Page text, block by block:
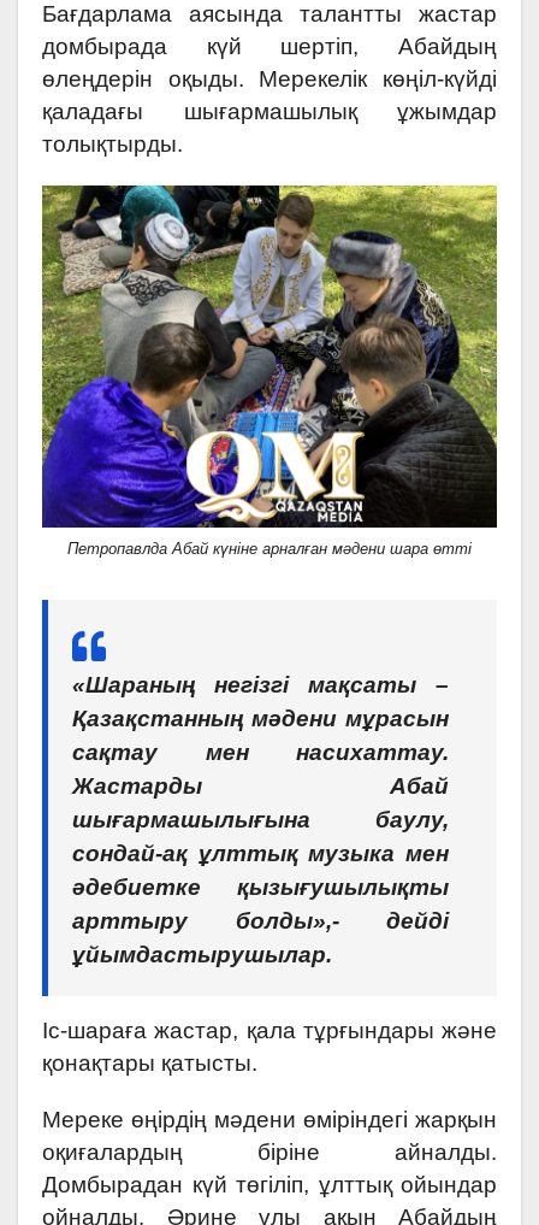
Бағдарлама аясында талантты жастар
домбырада күй шертіп, Абайдың
өлеңдерін оқыды. Мерекелік көңіл-күйді
қаладағы шығармашылық ұжымдар
толықтырды.
Петропавлда Абай күніне арналған мәдени шара өтті
«Шараның негізгі мақсаты –
Қазақстанның мәдени мұрасын
сақтау мен насихаттау.
Жастарды Абай
шығармашылығына баулу,
сондай-ақ ұлттық музыка мен
әдебиетке қызығушылықты
арттыру болды»,- дейді
ұйымдастырушылар.
Іс-шараға жастар, қала тұрғындары және
қонақтары қатысты.
Мереке өңірдің мәдени өміріндегі жарқын
оқиғалардың біріне айналды.
Домбырадан күй төгіліп, ұлттық ойындар
ойналды. Әрине ұлы ақын Абайдың